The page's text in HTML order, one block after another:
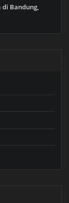
di Bandung,